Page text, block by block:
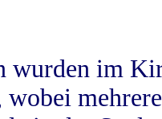
wurden im
wobei